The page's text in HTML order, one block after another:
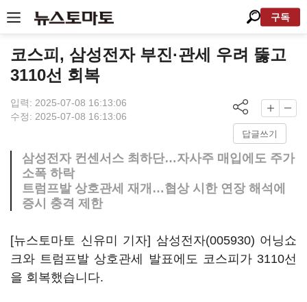
구독
코스피, 삼성전자 부진·관세 우려 뚫고
3110선 회복
입력: 2025-07-08 16:13:06
수정: 2025-07-08 16:13:06
답글쓰기
삼성전자 컨센서스 최하단…자사주 매입에도 주가
소폭 하락
트럼프발 상호관세 재개…협상 시한 연장 해석에
증시 충격 제한
[뉴스토마토 신유미 기자] 삼성전자(005930) 어닝쇼
크와 트럼프발 상호관세 발표에도 코스피가 3110선
을 회복했습니다.